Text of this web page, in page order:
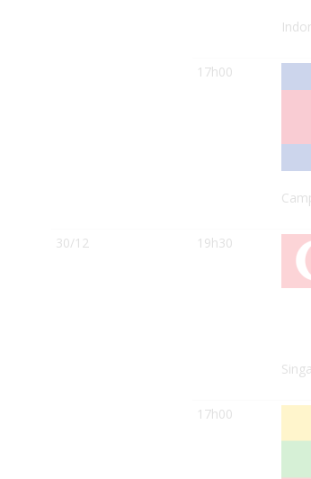
17h00
30/12 19h30
17h00